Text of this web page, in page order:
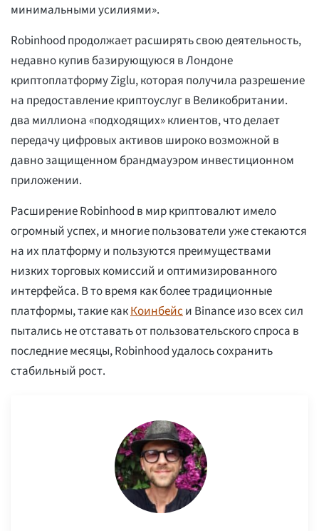
минимальными усилиями».
Robinhood продолжает расширять свою деятельность,
недавно купив базирующуюся в Лондоне
криптоплатформу Ziglu, которая получила разрешение
на предоставление криптоуслуг в Великобритании.
два миллиона «подходящих» клиентов, что делает
передачу цифровых активов широко возможной в
давно защищенном брандмауэром инвестиционном
приложении.
Расширение Robinhood в мир криптовалют имело
огромный успех, и многие пользователи уже стекаются
на их платформу и пользуются преимуществами
низких торговых комиссий и оптимизированного
интерфейса. В то время как более традиционные
платформы, такие какКоинбейс и Binance изо всех сил
пытались не отставать от пользовательского спроса в
последние месяцы, Robinhood удалось сохранить
стабильный рост.